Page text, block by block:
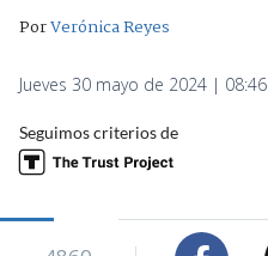
PorVerónica Reyes
Jueves 30 mayo de 2024 | 08:46
Seguimos criterios de